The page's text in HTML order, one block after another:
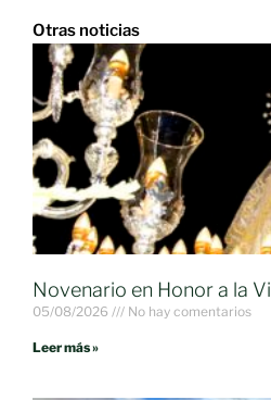
Otras noticias
Novenario en Honor a la
05/08/2026 No hay comentarios
Leer más »